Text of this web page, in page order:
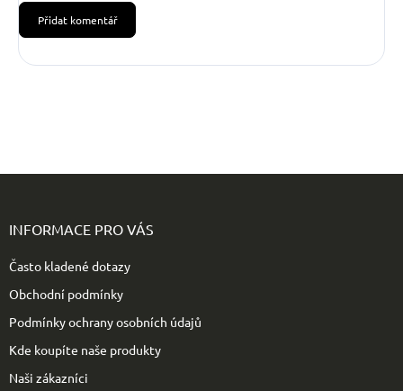
Přidat komentář
INFORMACE PRO VÁS
Často kladené dotazy
Obchodní podmínky
Podmínky ochrany osobních údajů
Kde koupíte naše produkty
Naši zákazníci